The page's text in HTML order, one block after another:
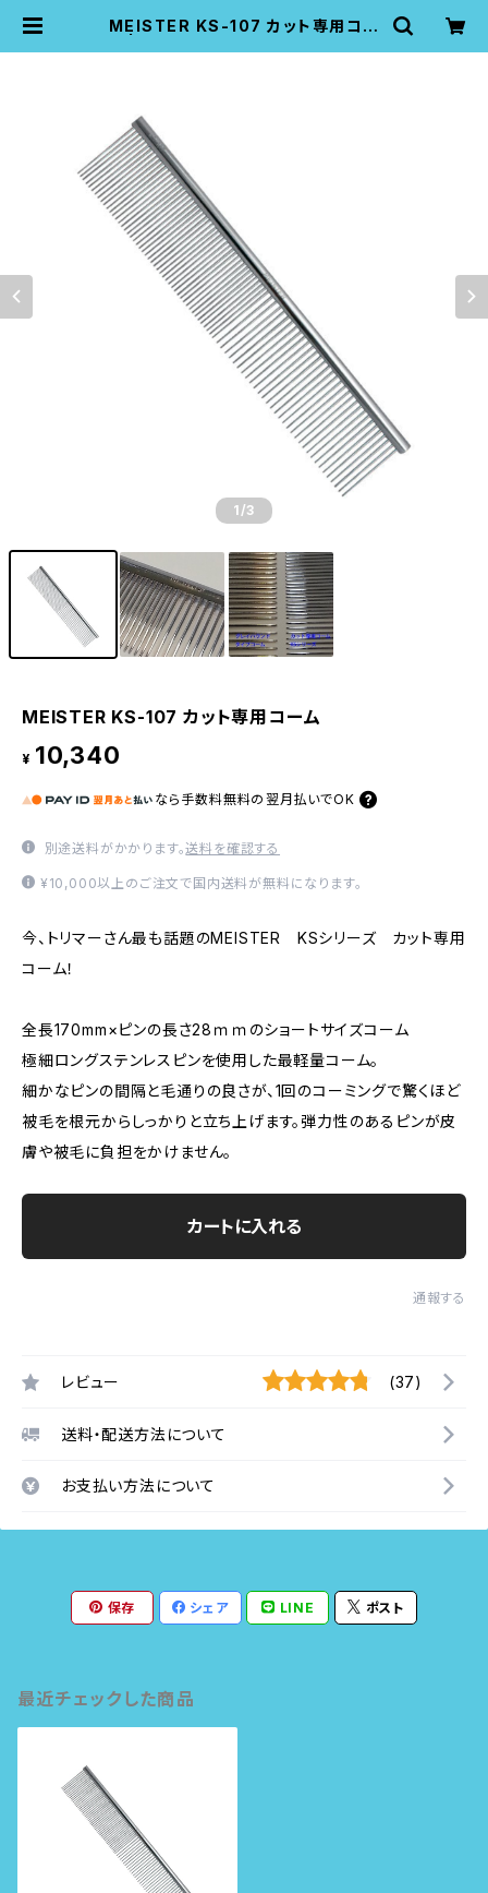
MEISTER KS-107 カット専用コー
1 /3
MEISTER KS-107 カット専用コーム
¥ 10,340
なら 手数料無料の 翌月払いでOK
別途送料がかかります。送料を確認する
¥10,000以上のご注文で国内送料が無料になります。
今、トリマーさん最も話題のMEISTER KSシリーズ カット専用
コーム！
全長170mm×ピンの長さ28ｍｍのショートサイズコーム
極細ロングステンレスピンを使用した最軽量コーム。
細かなピンの間隔と毛通りの良さが、1回のコーミングで驚くほど
被毛を根元からしっかりと立ち上げます。弾力性のあるピンが皮
膚や被毛に負担をかけません。
カートに入れる
通報する
レビュー (37)
送料・配送方法について
お支払い方法について
保存 シェア LINE ポスト
最近チェックした商品